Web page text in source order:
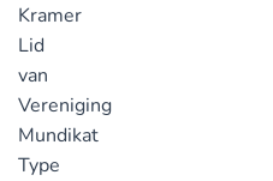
Kramer
Lid
van
Vereniging
Mundikat
Type